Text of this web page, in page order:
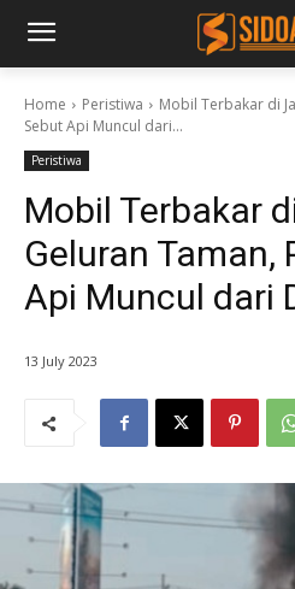
Home Peristiwa
Mobil Terbakar di
Sebut Api Muncul dari...
Peristiwa
Mobil Terbakar
Geluran Taman,
Api Muncul dari
13 July 2023